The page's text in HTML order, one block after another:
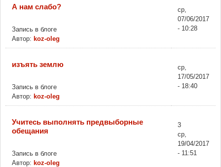
А нам слабо?
Запись в блоге
Автор: koz-oleg
ср,
07/06/2017
- 10:28
изъять землю
Запись в блоге
Автор: koz-oleg
ср,
17/05/2017
- 18:40
Учитесь выполнять предвыборные
обещания
Запись в блоге
Автор: koz-oleg
3
ср,
19/04/2017
- 11:51